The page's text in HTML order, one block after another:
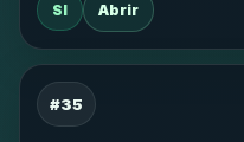
SI Abrir
#35